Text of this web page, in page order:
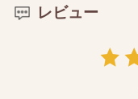
レビュー